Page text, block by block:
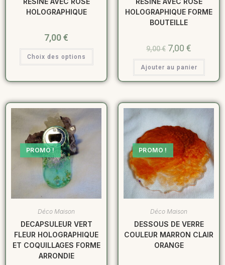
HOLOGRAPHIQUE
7,00€
Choix des options
HOLOGRAPHIQUE FORME
BOUTEILLE
9,00€ 7,00 €
Ajouter au panier
PROMO !
Déco Maison
DECAPSULEUR VERT
FLEUR HOLOGRAPHIQUE
ET COQUILLAGES FORME
ARRONDIE
PROMO !
Déco Maison
DESSOUS DE VERRE
COULEUR MARRON CLAIR
ORANGE